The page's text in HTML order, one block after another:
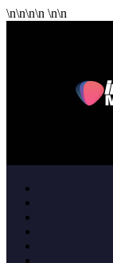
\n\n\n\n \n\n